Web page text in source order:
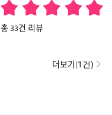
총 33건 리뷰
더보기(1건)